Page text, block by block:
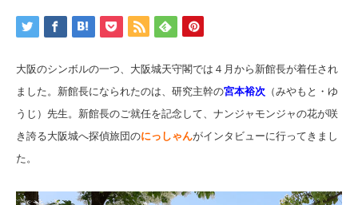
大阪のシンボルの一つ、大阪城天守閣では４月から新館長が着任され
ました。新館長になられたのは、研究主幹の宮本裕次 （みやもと・ゆ
うじ）先生。新館長のご就任を記念して、ナンジャモンジャの花が咲
き誇る大阪城へ探偵旅団のにっしゃんがインタビューに行ってきまし
た。